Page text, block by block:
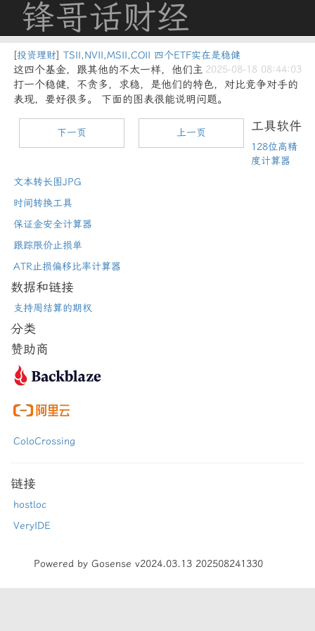
锋哥话财经
[投资理财] TSII,NVII,MSII,COII 四个ETF实在是稳健
2025-08-18 08:44:03
这四个基金，跟其他的不太一样，他们主
打一个稳健，不贪多，求稳，是他们的特色，对比竞争对手的
表现，要好很多。 下面的图表很能说明问题。
下一页 上一页 工具软件
128位高精
度计算器
文本转长图JPG
时间转换工具
保证金安全计算器
跟踪限价止损单
ATR止损偏移比率计算器
数据和链接
支持周结算的期权
分类
赞助商
ColoCrossing
链接
hostloc
VeryIDE
Powered by Gosense v2024.03.13 202508241330